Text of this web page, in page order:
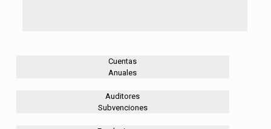
Cuentas
Anuales
Auditores
Subvenciones